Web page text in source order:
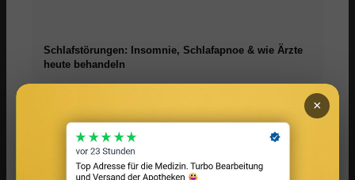
Schlafstörungen: Insomnie, Schlafapnoe & wie Ärzte
heute behandeln
×